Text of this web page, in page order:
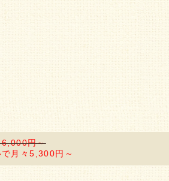
6,000円～
月々5,300円～